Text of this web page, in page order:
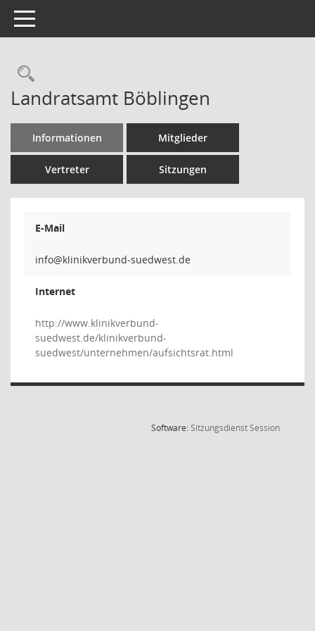
Toggle navigation
Rechercheauswahl
Landratsamt Böblingen
Informationen Mitglieder
Vertreter Sitzungen
E-Mail
Internet
http://www.klinikverbund-
suedwest.de/klinikverbund-
suedwest/unternehmen/aufsichtsrat.html
Software:SitzungsdienstSession(Wird in